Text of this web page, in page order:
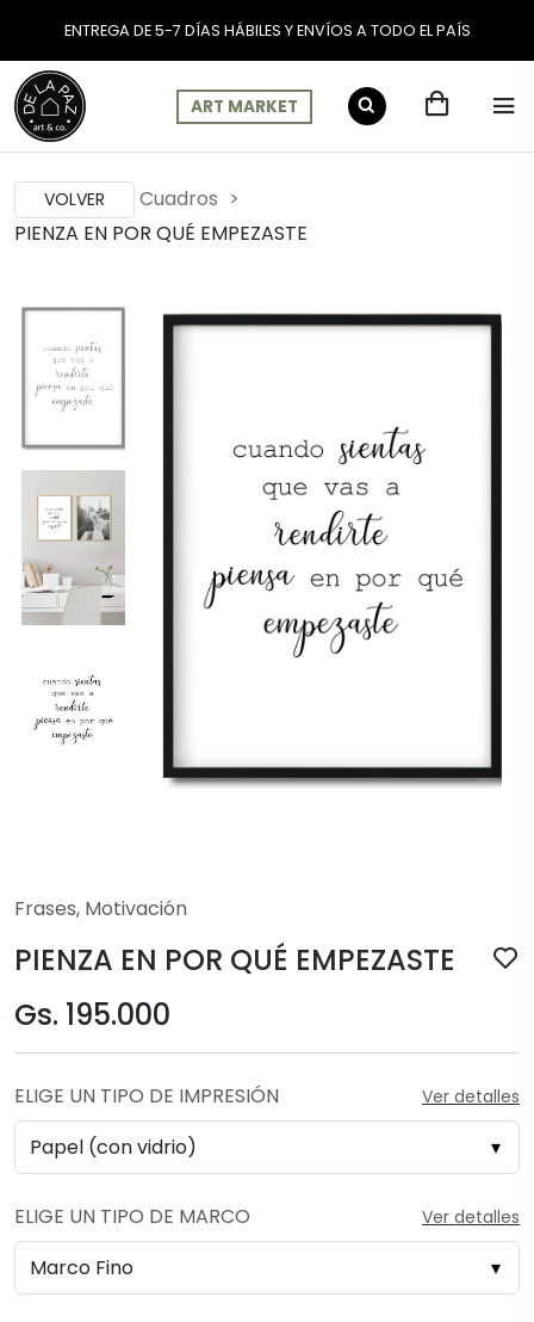
ENTREGA DE 5-7 DÍAS HÁBILES Y ENVÍOS A TODO EL PAÍS
ART MARKET
VOLVER
Cuadros
PIENZA EN POR QUÉ EMPEZASTE
Frases, Motivación
PIENZA EN POR QUÉ EMPEZASTE
Gs. 195.000
ELIGE UN TIPO DE IMPRESIÓN Ver detalles
ELIGE UN TIPO DE MARCO Ver detalles